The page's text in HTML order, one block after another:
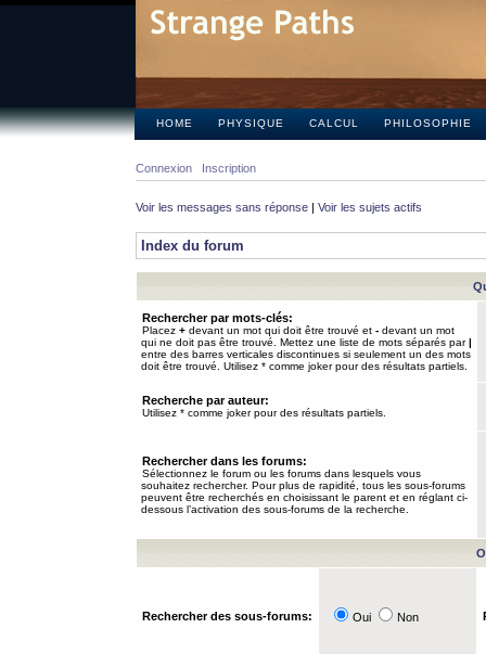
HOME PHYSIQUE CALCUL PHILOSOPHIE
Connexion Inscription
Voir les messages sans réponse | Voir les sujets actifs
Index du forum
Rechercher par mots-clés:
Placez + devant un mot qui doit être trouvé et - devant un mot
qui ne doit pas être trouvé. Mettez une liste de mots séparés par|
entre des barres verticales discontinues si seulement un des mots
doit être trouvé. Utilisez * comme joker pour des résultats partiels.
Recherche par auteur:
Utilisez * comme joker pour des résultats partiels.
Rechercher dans les forums:
Sélectionnez le forum ou les forums dans lesquels vous
souhaitez rechercher. Pour plus de rapidité, tous les sous-forums
peuvent être recherchés en choisissant le parent et en réglant ci-
dessous l’activation des sous-forums de la recherche.
Rechercher des sous-forums: Oui Non